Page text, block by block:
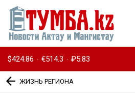
$424.86 · €514.3 · ₽5.83
ЖИЗНЬ РЕГИОНА